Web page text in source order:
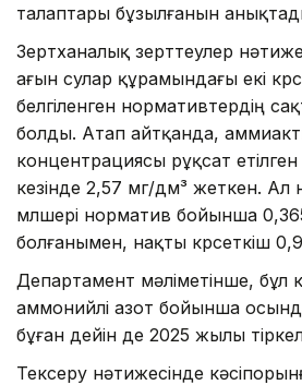
талаптары бұзылғанын
Зертханалық зерттеулер
ағын сулар құрамындағы екі
белгіленген нормативтердің
болды. Атап айтқанда,
концентрациясы рұқсат
кезінде 2,57 мг/дм³ жеткен. Ал
мөлшері норматив бойынша
болғанымен, нақты көрсеткіш
Департамент мәліметінше, бұл
аммонийлі азот бойынша
бұған дейін де 2025 жылы
Тексеру нәтижесінде